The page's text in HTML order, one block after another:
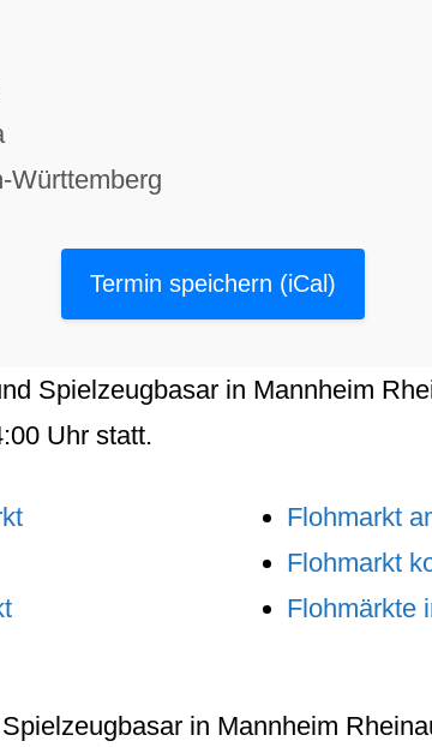
Württemberg
Termin speichern (iCal)
Spielzeugbasar in Mannheim
Uhr statt.
Flohmarkt
Flohmarkt
Flohmärkte